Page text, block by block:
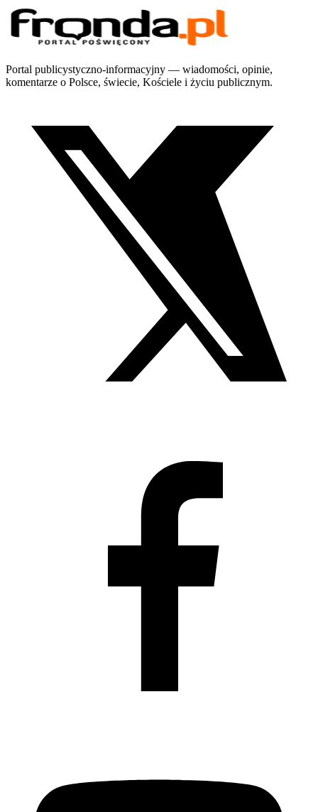
Portal publicystyczno-informacyjny — wiadomości, opinie,
komentarze o Polsce, świecie, Kościele i życiu publicznym.